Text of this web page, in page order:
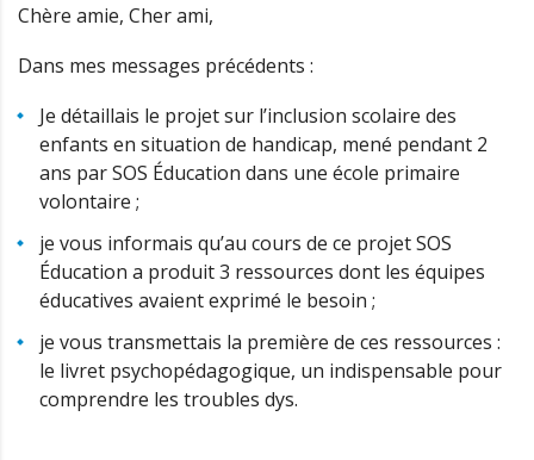
Chère amie, Cher ami,
Dans mes messages précédents :
Je détaillais le projet sur l’inclusion scolaire des
enfants en situation de handicap, mené pendant 2
ans par SOS Éducation dans une école primaire
volontaire ;
je vous informais qu’au cours de ce projet SOS
Éducation a produit 3 ressources dont les équipes
éducatives avaient exprimé le besoin ;
je vous transmettais la première de ces ressources :
le livret psychopédagogique, un indispensable pour
comprendre les troubles dys.